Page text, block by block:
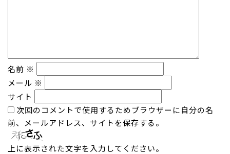
名前 ※
メール ※
サイト
次回のコメントで使用するためブラウザーに自分の名
前、メールアドレス、サイトを保存する。
上に表示された文字を入力してください。